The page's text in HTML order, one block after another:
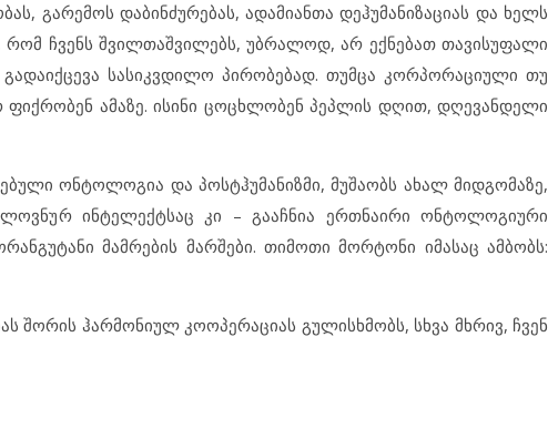
გარემოს დაბინძურებას, ადამიანთა დეჰუმანიზაციას და ხელს
რომ ჩვენს შვილთაშვილებს, უბრალოდ, არ ექნებათ თავისუფალი
სასიკვდილო პირობებად. თუმცა კორპორაციული თუ
ამაზე. ისინი ცოცხლობენ პეპლის დღით, დღევანდელი
ონტოლოგია და პოსტჰუმანიზმი, მუშაობს ახალ მიდგომაზე,
ინტელექტსაც კი – გააჩნია ერთნაირი ონტოლოგიური
მამრების მარშები. თიმოთი მორტონი იმასაც ამბობს:
შორის ჰარმონიულ კოოპერაციას გულისხმობს, სხვა მხრივ, ჩვენ